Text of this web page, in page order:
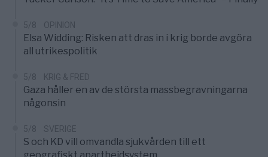
5/8 OPINION
Elsa Widding: Risken att dras in i krig borde avgöra
all utrikespolitik
5/8 KRIG & FRED
Gaza håller en av de största massbegravningarna
någonsin
5/8 SVERIGE
S och KD vill omvandla sjukvården till ett